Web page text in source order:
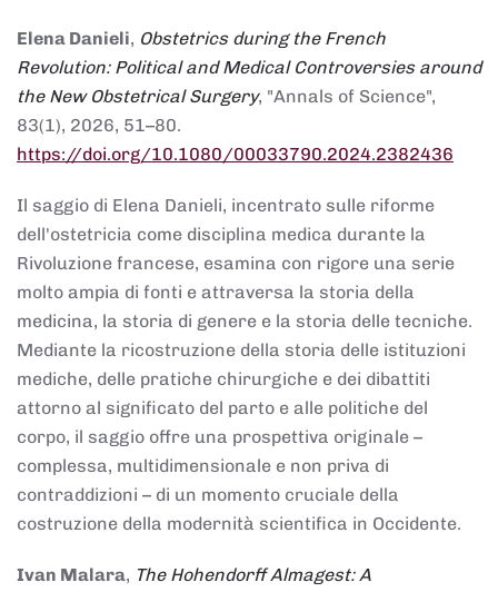
Elena Danieli, Obstetrics during the French
Revolution: Political and Medical Controversies around
the New Obstetrical Surgery, "Annals of Science",
83(1), 2026, 51–80.
https://doi.org/10.1080/00033790.2024.2382436
Il saggio di Elena Danieli, incentrato sulle riforme
dell'ostetricia come disciplina medica durante la
Rivoluzione francese, esamina con rigore una serie
molto ampia di fonti e attraversa la storia della
medicina, la storia di genere e la storia delle tecniche.
Mediante la ricostruzione della storia delle istituzioni
mediche, delle pratiche chirurgiche e dei dibattiti
attorno al significato del parto e alle politiche del
corpo, il saggio offre una prospettiva originale –
complessa, multidimensionale e non priva di
contraddizioni – di un momento cruciale della
costruzione della modernità scientifica in Occidente.
Ivan Malara, The Hohendorff Almagest: A